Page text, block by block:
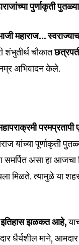
website or click
पुर्णाकृती
महाराज…
शंभुतीर्थ चौकात
अभिवादन केले.
यांच्या पूर्णाकृती
समर्पित असा हा
मिळते. त्यामुळे या
इतिहास झळकत आहे,
धैर्यशील माने,